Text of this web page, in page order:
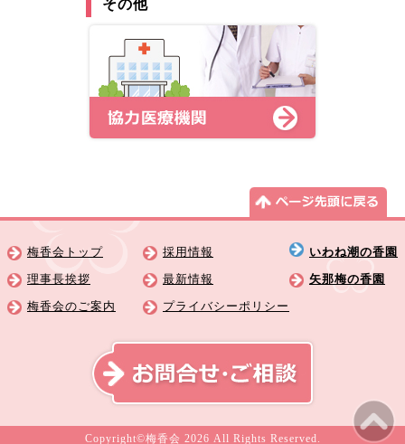
その他
梅香会トップ
理事長挨拶
梅香会のご案内
採用情報
最新情報
プライバシーポリシー
いわね潮の香園
矢那梅の香園
Copyright©梅香会 2026 All Rights Reserved.